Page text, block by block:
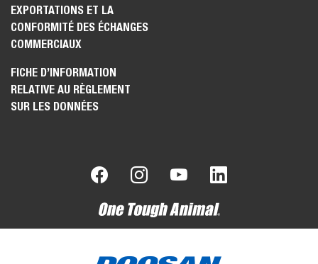
EXPORTATIONS ET LA
CONFORMITÉ DES ÉCHANGES
COMMERCIAUX
FICHE D’INFORMATION
RELATIVE AU RÈGLEMENT
SUR LES DONNÉES